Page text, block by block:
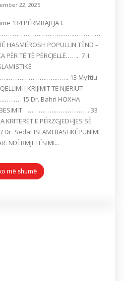
22, 2025
I.
HASMËROSH POPULLIN TËND –
PËR TË TË PËRCJELLË…….. 7 II.
13 Myftiu
I KRIJIMIT TË NJERIUT
15 Dr. Bahri HOXHA
I BESIMIT………………………………. 33
E PËRZGJEDHJES SË
Sedat ISLAMI BASHKËPUNIMI
NDËRMJETËSIMI...
më shumë